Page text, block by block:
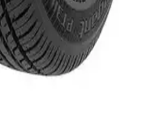
Pt515 yaz lastiği, üstün yol tutuşu
ve konforlu sürüş sağlar, en yeni
uzun ömür ve yüksek performans
Elegant PT311 Lastik:
ve Güvenilirlik Sunar